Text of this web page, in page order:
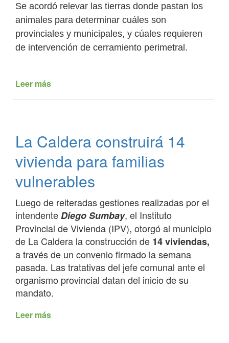
Se acordó relevar las tierras donde pastan los
animales para determinar cuáles son
provinciales y municipales, y cúales requieren
de intervención de cerramiento perimetral.
Leer más
acciones
para
evitar
presencia
animales
en
r.n
9
La Caldera construirá 14
vivienda para familias
vulnerables
Luego de reiteradas gestiones realizadas por el
intendenteDiego Sumbay, el Instituto
Provincial de Vivienda (IPV), otorgó al municipio
de La Caldera la construcción de 14 viviendas,
a través de un convenio firmado la semana
pasada. Las tratativas del jefe comunal ante el
organismo provincial datan del inicio de su
mandato.
Leer más